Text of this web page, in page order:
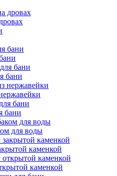
бани
бани
для воды
каменкой
каменкой